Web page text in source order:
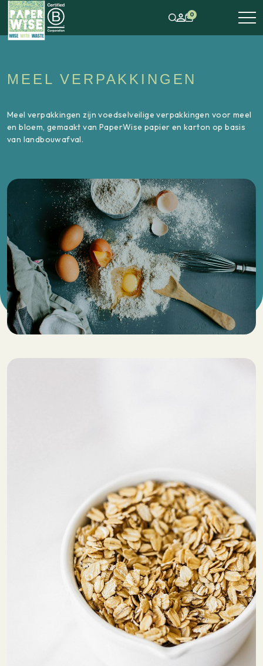
0
MEEL VERPAKKINGEN
Meel verpakkingen zijn voedselveilige verpakkingen voor meel
en bloem, gemaakt van PaperWise papier en karton op basis
van landbouwafval.